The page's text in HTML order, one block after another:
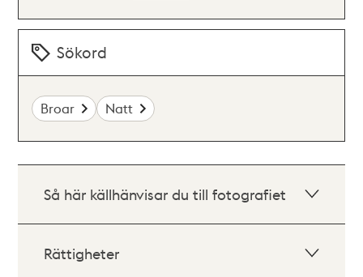
Sökord
Broar Natt
Så här källhänvisar du till fotografiet
Rättigheter